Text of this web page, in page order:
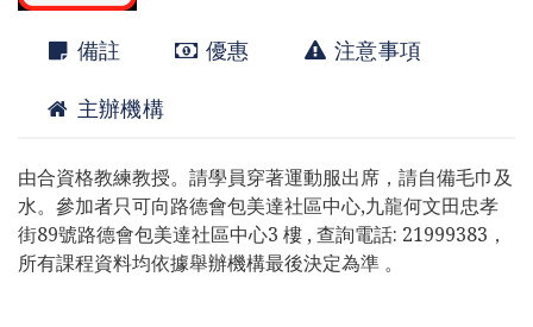
備註 優惠 注意事項
主辦機構
由合資格教練教授。請學員穿著運動服出席，請自備毛巾及
水。參加者只可向路德會包美達社區中心,九龍何文田忠孝
街89號路德會包美達社區中心3 樓 , 查詢電話: 21999383，
所有課程資料均依據舉辦機構最後決定為準 。